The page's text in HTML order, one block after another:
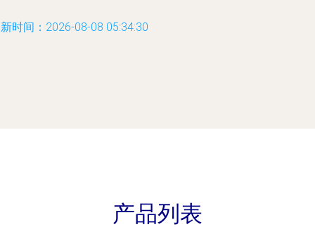
时间：2026-08-08 05:34:30
产品列表